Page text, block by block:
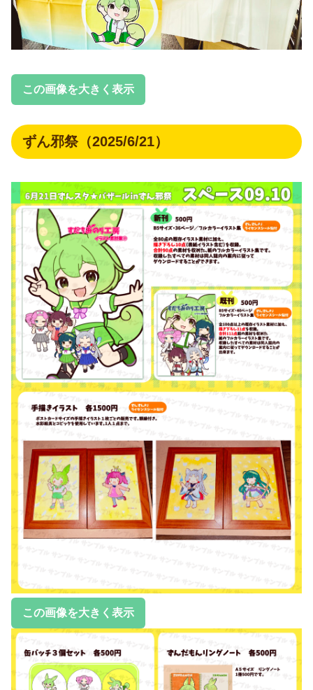
この画像を大きく表示
ずん邪祭（2025/6/21）
この画像を大きく表示